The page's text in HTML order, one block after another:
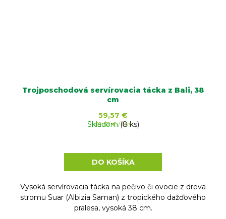
Trojposchodová servírovacia tácka z Bali, 38
cm
Skladom(8 ks)
59,57 €
Jednotková
59,57 € / 1 ks
DO KOŠÍKA
Vysoká servírovacia tácka na pečivo či ovocie z dreva
stromu Suar (Albizia Saman) z tropického dažďového
pralesa, vysoká 38 cm.